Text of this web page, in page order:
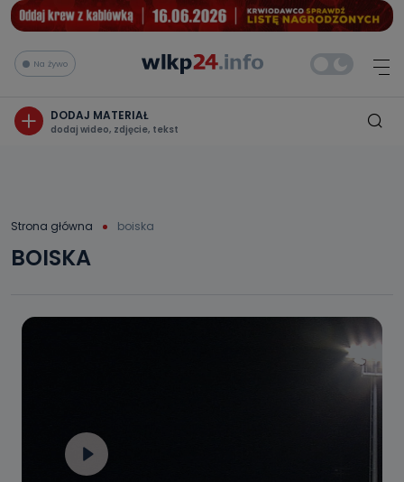
Na żywo
DODAJ MATERIAŁ
dodaj wideo, zdjęcie, tekst
Strona główna boiska
BOISKA